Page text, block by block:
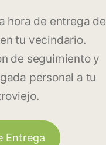
hora de entrega de
tu vecindario.
de seguimiento y
personal a tu
Entrega